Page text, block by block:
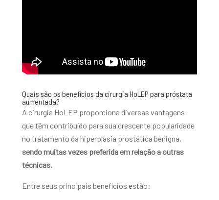
Quais são os benefícios da cirurgia HoLEP para próstata
aumentada?
A cirurgia HoLEP proporciona diversas vantagens
que têm contribuído para sua crescente popularidade
no tratamento da hiperplasia prostática benigna,
sendo muitas vezes preferida em relação a outras
técnicas.
Entre seus principais benefícios estão: